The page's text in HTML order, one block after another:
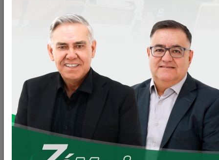
A Prefeitura Municipal de Loanda inaugurou, na última
semana, o novoCRAS – Centro de Referência de
Assistência Social, que passa a levar o nome da estimada
Dona Leninha . A obra representa mais um importante
avanço na política de assistência social do município,
oferecendomelhor estrutura de atendimento
, com mais
conforto, agilidade e qualidade aos usuários dos serviços.
O novo equipamento público contou com
investimento
superior a R$ 1.100.000,00
, viabilizado pelo
Governo do
Paraná, resultando em um ambiente moderno e totalmente
adequado para o atendimento à população.